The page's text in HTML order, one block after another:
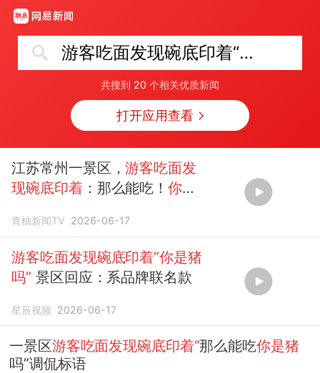
游客吃面发现碗底印着“你是猪吗”
共搜到 20 个相关优质新闻
打开应用查看
江苏常州一景区，游客吃面发
现碗底印着：那么能吃！你是
青柚新闻TV 2026-06-17
游客吃面发现碗底印着“你是猪
吗” 景区回应：系品牌联名款
星辰视频 2026-06-17
一景区游客吃面发现碗底印着“那么能吃你是猪
吗”调侃标语